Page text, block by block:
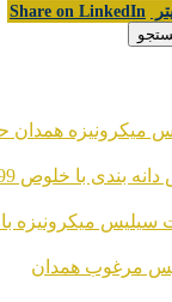
Share on LinkedIn
میکرونیزه همدان
بندی با خلوص 99%
سیلیس میکرونیزه
مرغوب همدان